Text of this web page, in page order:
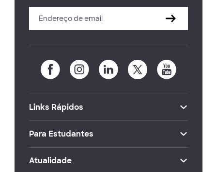
Links Rápidos
Para Estudantes
Atualidade